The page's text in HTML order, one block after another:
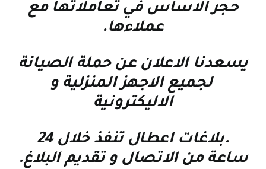
حجر الاساس في تعاملاتها مع
عملاءها.
يسعدنا الاعلان عن حملة الصيانة
لجميع الاجهز المنزلية و
الاليكترونية
.بلاغات اعطال تنفذ خلال 24
ساعة من الاتصال و تقديم البلاغ.